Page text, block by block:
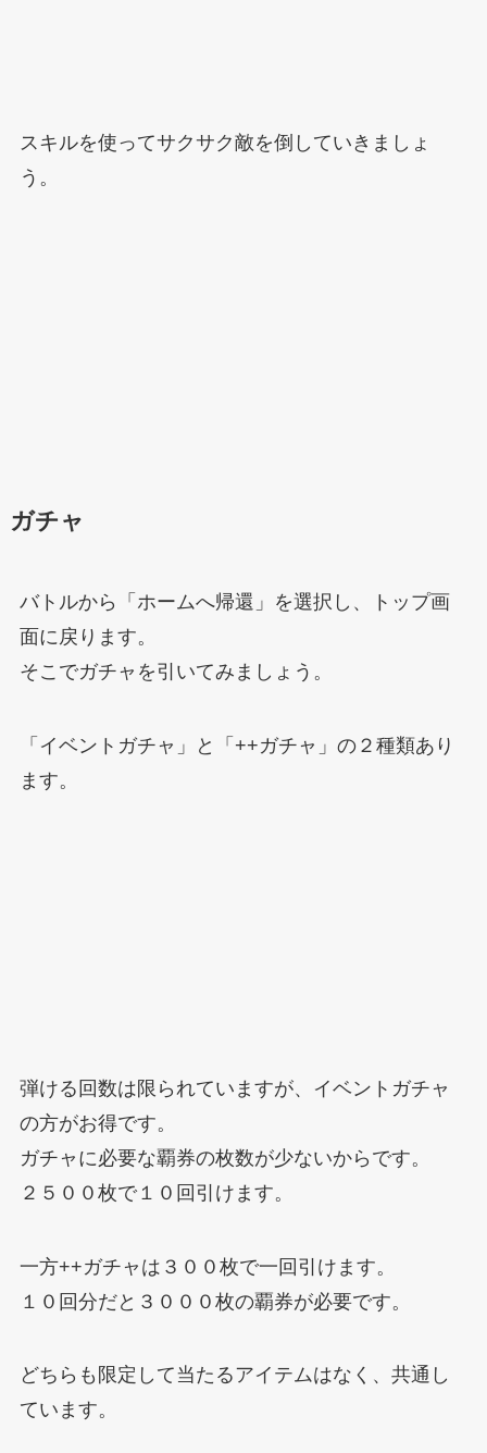
スキルを使ってサクサク敵を倒していきましょ
う。
ガチャ
バトルから「ホームへ帰還」を選択し、トップ画
面に戻ります。
そこでガチャを引いてみましょう。
「イベントガチャ」と「++ガチャ」の２種類あり
ます。
弾ける回数は限られていますが、イベントガチャ
の方がお得です。
ガチャに必要な覇券の枚数が少ないからです。
２５００枚で１０回引けます。
一方++ガチャは３００枚で一回引けます。
１０回分だと３０００枚の覇券が必要です。
どちらも限定して当たるアイテムはなく、共通し
ています。